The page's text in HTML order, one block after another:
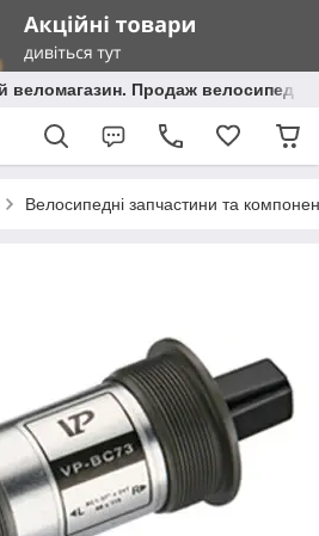
веломагазин. Продаж велосипедів
Велосипедні запчастини та